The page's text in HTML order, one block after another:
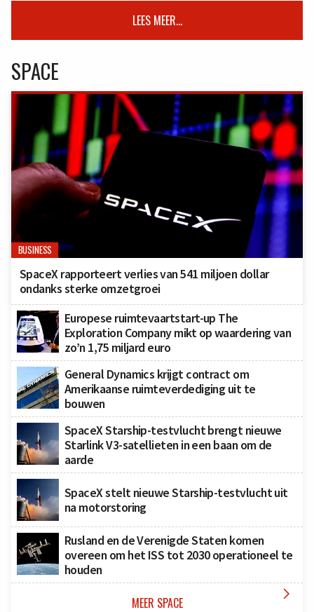
LEES MEER...
SPACE
BUSINESS
SpaceX rapporteert verlies van 541 miljoen dollar
ondanks sterke omzetgroei
Europese ruimtevaartstart-up The
Exploration Company mikt op waardering van
zo’n 1,75 miljard euro
General Dynamics krijgt contract om
Amerikaanse ruimteverdediging uit te
bouwen
SpaceX Starship-testvlucht brengt nieuwe
Starlink V3-satellieten in een baan om de
aarde
SpaceX stelt nieuwe Starship-testvlucht uit
na motorstoring
Rusland en de Verenigde Staten komen
overeen om het ISS tot 2030 operationeel te
houden
MEER SPACE 